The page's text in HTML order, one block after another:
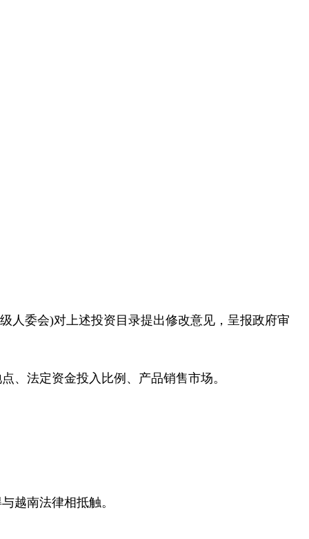
人委会)对上述投资目录提出修改意见，呈报政府审
、法定资金投入比例、产品销售市场。
越南法律相抵触。